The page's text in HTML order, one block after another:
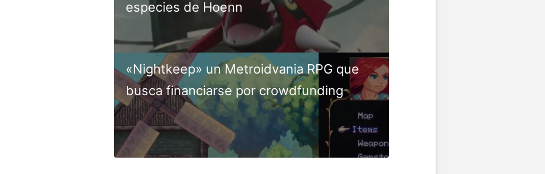
especies de Hoenn
«Nightkeep» un Metroidvania RPG que
busca financiarse por crowdfunding